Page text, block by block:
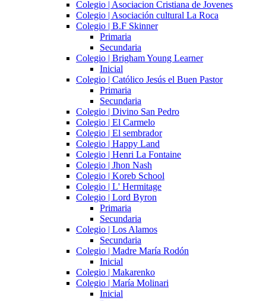
Colegio | Asociacion Cristiana de Jovenes
Colegio | Asociación cultural La Roca
Colegio | B.F Skinner
Primaria
Secundaria
Colegio | Brigham Young Learner
Inicial
Colegio | Católico Jesús el Buen Pastor
Primaria
Secundaria
Colegio | Divino San Pedro
Colegio | El Carmelo
Colegio | El sembrador
Colegio | Happy Land
Colegio | Henri La Fontaine
Colegio | Jhon Nash
Colegio | Koreb School
Colegio | L' Hermitage
Colegio | Lord Byron
Primaria
Secundaria
Colegio | Los Alamos
Secundaria
Colegio | Madre María Rodón
Inicial
Colegio | Makarenko
Colegio | María Molinari
Inicial